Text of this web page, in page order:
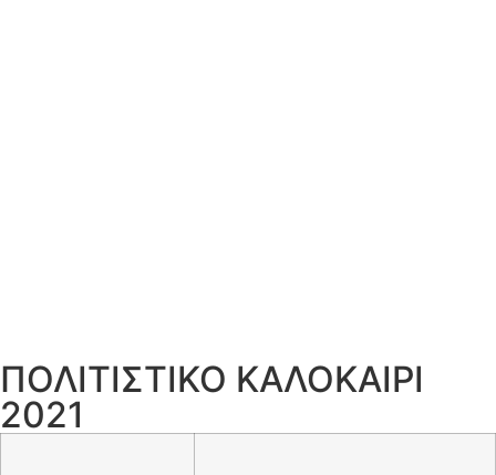
ΠΟΛΙΤΙΣΤΙΚΟ ΚΑΛΟΚΑΙΡΙ
2021